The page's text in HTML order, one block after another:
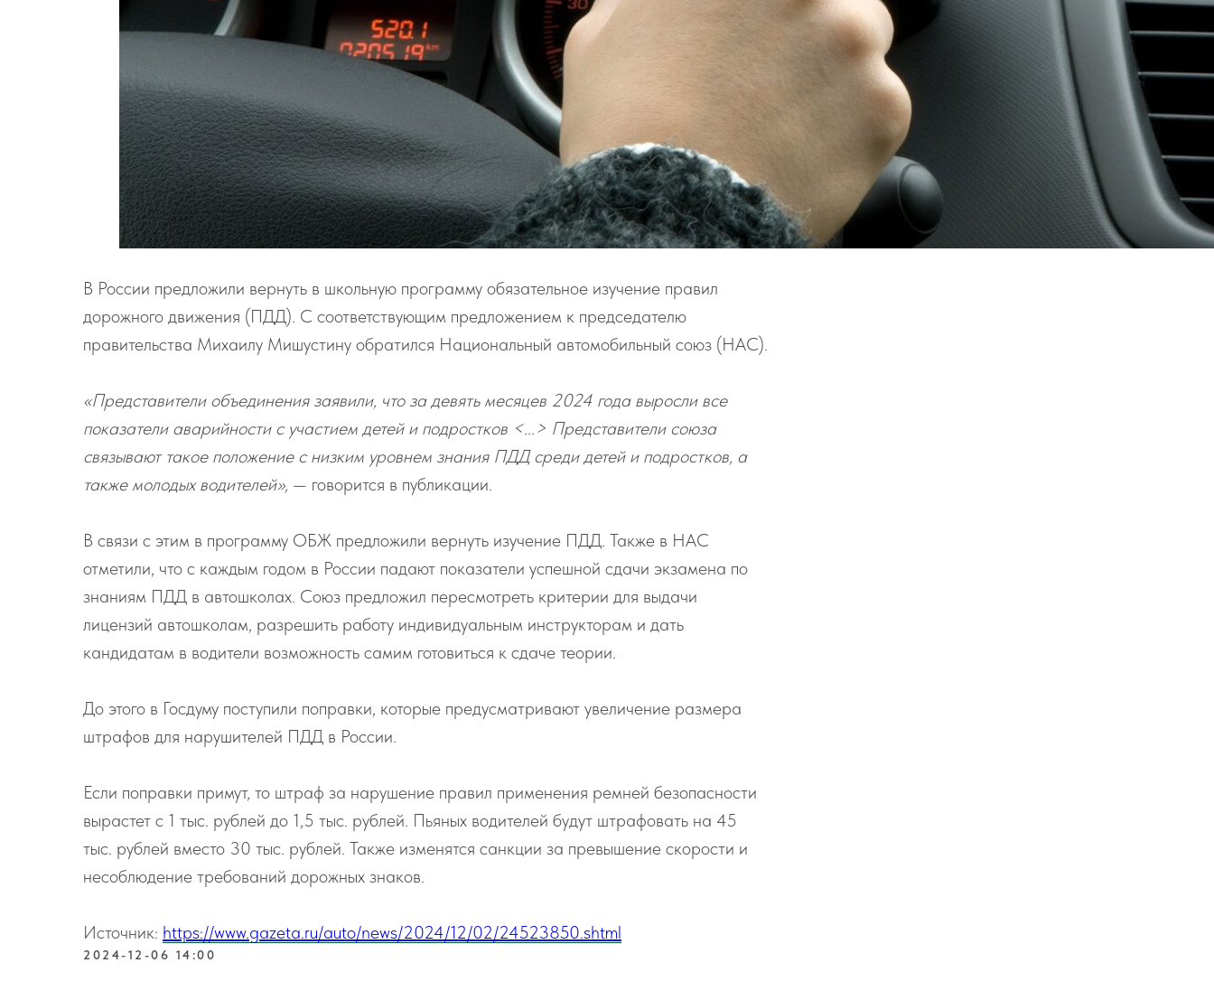
В России предложили вернуть в школьную программу обязательное изучение правил
дорожного движения (ПДД). С соответствующим предложением к председателю
правительства Михаилу Мишустину обратился Национальный автомобильный союз (НАС).
«Представители объединения заявили, что за девять месяцев 2024 года выросли все
показатели аварийности с участием детей и подростков <...> Представители союза
связывают такое положение с низким уровнем знания ПДД среди детей и подростков, а
также молодых водителей», — говорится в публикации.
В связи с этим в программу ОБЖ предложили вернуть изучение ПДД. Также в НАС
отметили, что с каждым годом в России падают показатели успешной сдачи экзамена по
знаниям ПДД в автошколах. Союз предложил пересмотреть критерии для выдачи
лицензий автошколам, разрешить работу индивидуальным инструкторам и дать
кандидатам в водители возможность самим готовиться к сдаче теории.
До этого в Госдуму поступили поправки, которые предусматривают увеличение размера
штрафов для нарушителей ПДД в России.
Если поправки примут, то штраф за нарушение правил применения ремней безопасности
вырастет с 1 тыс. рублей до 1,5 тыс. рублей. Пьяных водителей будут штрафовать на 45
тыс. рублей вместо 30 тыс. рублей. Также изменятся санкции за превышение скорости и
несоблюдение требований дорожных знаков.
Источник: https://www.gazeta.ru/auto/news/2024/12/02/24523850.shtml
2024-12-06 14:00